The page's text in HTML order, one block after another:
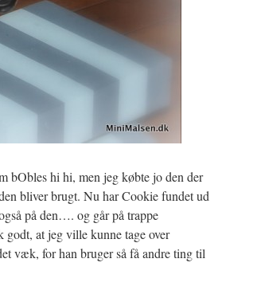
bObles hi hi, men jeg købte jo den der
bliver brugt. Nu har Cookie fundet ud
på den…. og går på trappe
at jeg ville kunne tage over
væk, for han bruger så få andre ting til